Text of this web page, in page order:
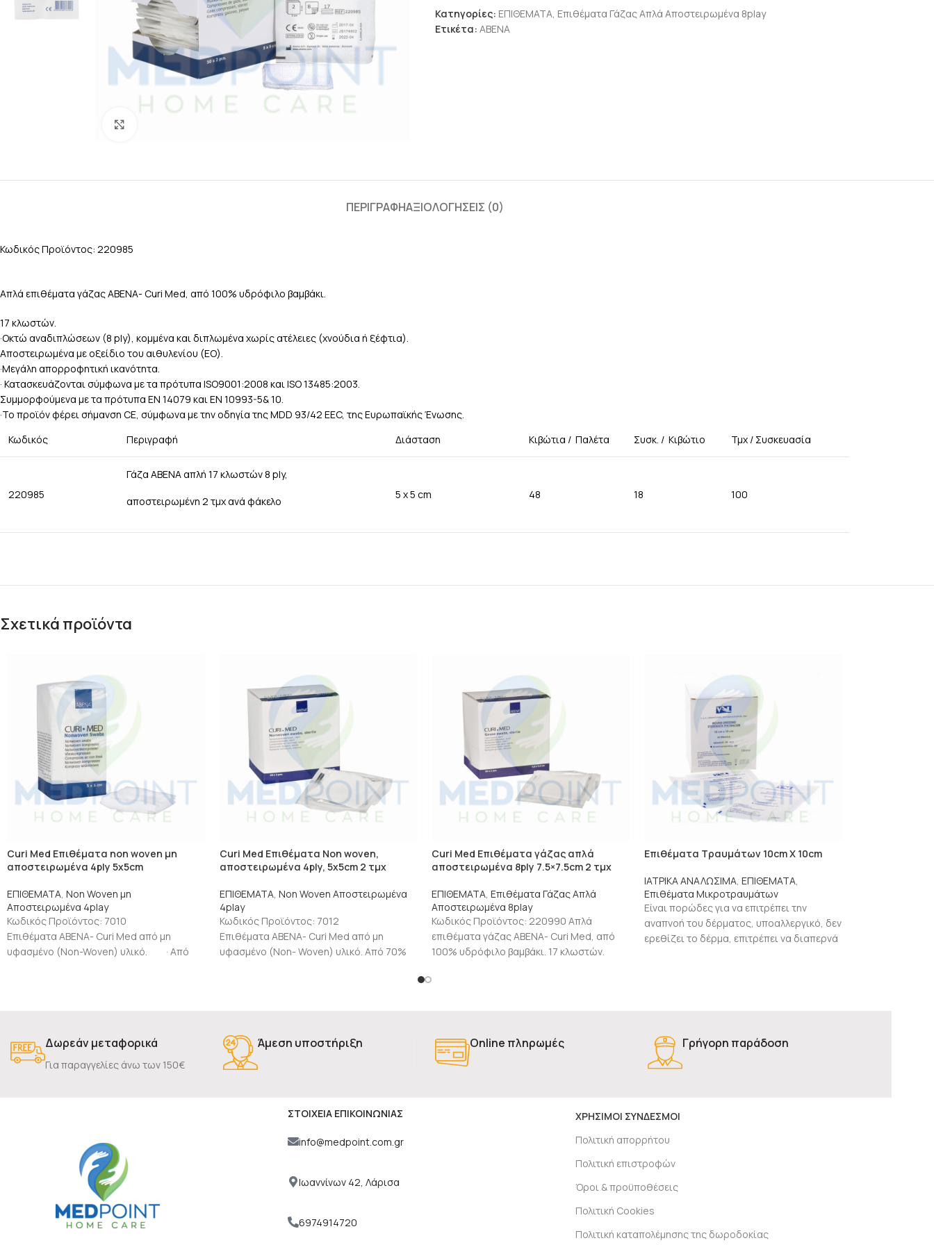
Κατηγορίες: ΕΠΙΘΕΜΑΤΑ, Επιθέματα Γάζας Απλά Αποστειρωμένα 8play
Ετικέτα: ABENA
ΠΕΡΙΓΡΑΦΉΑΞΙΟΛΟΓΉΣΕΙΣ (0)
Κωδικός Προϊόντος: 220985
Απλά επιθέματα γάζας ΑΒΕΝΑ- Curi Med, από 100% υδρόφιλο βαμβάκι.
17 κλωστών.
·Οκτώ αναδιπλώσεων (8 ply), κομμένα και διπλωμένα χωρίς ατέλειες (χνούδια ή ξέφτια).
Αποστειρωμένα με οξείδιο του αιθυλενίου (ΕΟ).
·Μεγάλη απορροφητική ικανότητα.
· Κατασκευάζονται σύμφωνα με τα πρότυπα ISO9001:2008 και ISO 13485:2003.
Συμμορφούμενα με τα πρότυπα ΕΝ 14079 και ΕΝ 10993-5& 10.
·Το προϊόν φέρει σήμανση CE, σύμφωνα με την οδηγία της MDD 93/42 EEC, της Ευρωπαϊκής Ένωσης.
Κωδικός
Περιγραφή Διάσταση Κιβώτια / Παλέτα Συσκ. / Κιβώτιο Τμχ / Συσκευασία
220985
Γάζα ΑΒΕΝΑ απλή 17 κλωστών 8 ply,
αποστειρωμένη 2 τμχ ανά φάκελο
5 χ 5 cm 48 18 100
Σχετικά προϊόντα
Curi Med Επιθέματα non woven μη
αποστειρωμένα 4ply 5x5cm
ΕΠΙΘΕΜΑΤΑ Non Woven μη
Αποστειρωμένα 4play
Κωδικός Προϊόντος: 7010
Επιθέματα ΑΒΕΝΑ- Curi Med από μη
υφασμένο (Non-Woven) υλικό. · Από
Curi Med Επιθέματα Non woven,
αποστειρωμένα 4ply, 5x5cm 2 τμχ
ΕΠΙΘΕΜΑΤΑ Non Woven Αποστειρωμένα
4play
Κωδικός Προϊόντος: 7012
Επιθέματα ΑΒΕΝΑ- Curi Med από μη
υφασμένο (Non- Woven) υλικό. Από 70%
Curi Med Επιθέματα γάζας απλά
αποστειρωμένα 8ply 7.5×7.5cm 2 τμχ
ΕΠΙΘΕΜΑΤΑ Επιθέματα Γάζας Απλά
Αποστειρωμένα 8play
Κωδικός Προϊόντος: 220990 Απλά
επιθέματα γάζας ΑΒΕΝΑ- Curi Med, από
100% υδρόφιλο βαμβάκι. 17 κλωστών.
Επιθέματα Τραυμάτων 10cm Χ 10cm
ΙΑΤΡΙΚΑ ΑΝΑΛΩΣΙΜΑ ΕΠΙΘΕΜΑΤΑ
Επιθέματα Μικροτραυμάτων
Είναι πορώδες για να επιτρέπει την
αναπνοή του δέρματος, υποαλλεργικό, δεν
ερεθίζει το δέρμα, επιτρέπει να διαπερνά
Δωρεάν μεταφορικά
Για παραγγελίες άνω των 150€
Άμεση υποστήριξη Online πληρωμές Γρήγορη παράδοση
ΣΤΟΙΧΕΙΑ ΕΠΙΚΟΙΝΩΝΙΑΣ
info@medpoint.com.gr
Ιωαννίνων 42, Λάρισα
6974914720
ΧΡΗΣΙΜΟΙ ΣΥΝΔΕΣΜΟΙ
Πολιτική απορρήτου
Πολιτική επιστροφών
Όροι & προϋποθέσεις
Πολιτική Cookies
Πολιτική καταπολέμησης της δωροδοκίας